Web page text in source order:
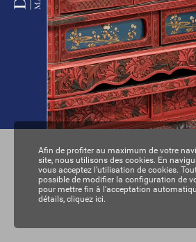
Afin de profiter au maximum de votre
site, nous utilisons des cookies. En
vous acceptez l’utilisation de cookies.
possible de modifier la configuration de
pour mettre fin à l’acceptation
détails, cliquez ici.